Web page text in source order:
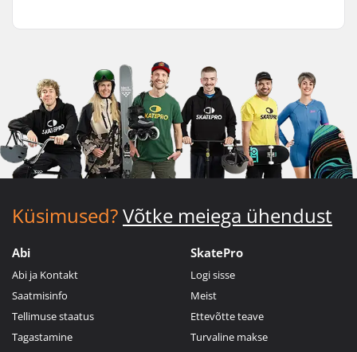
Küsimused?Võtke meiega ühendust
Abi
Abi ja Kontakt
Saatmisinfo
Tellimuse staatus
Tagastamine
SkatePro
Logi sisse
Meist
Ettevõtte teave
Turvaline makse